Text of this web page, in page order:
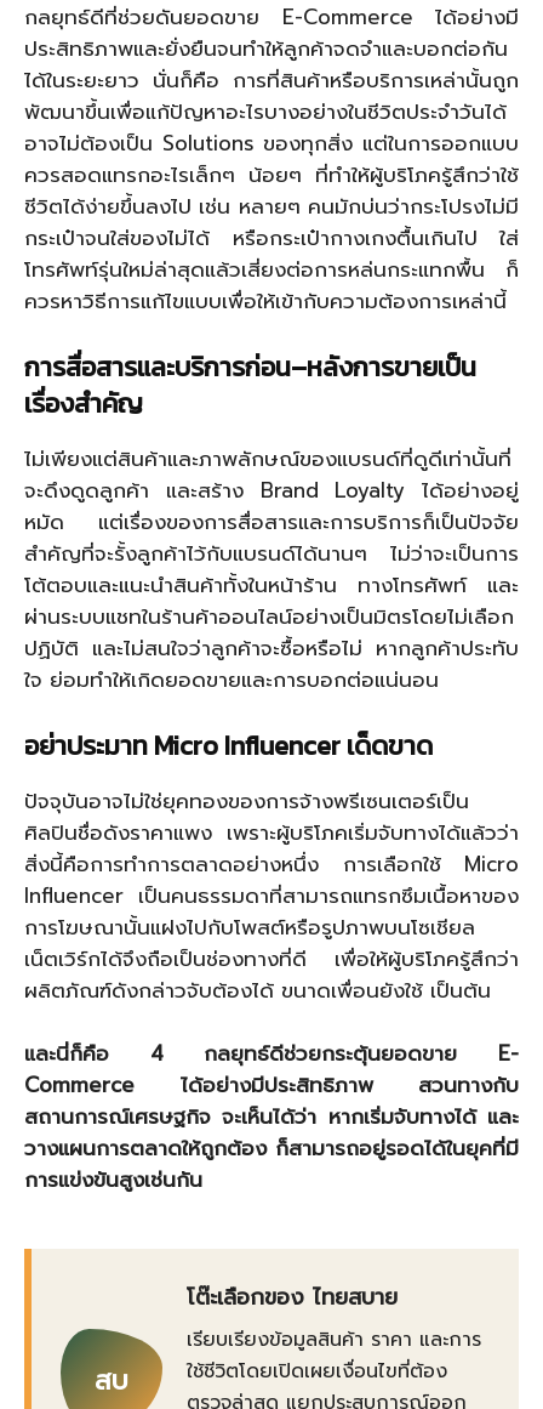
กลยุทธ์ดีที่ช่วยดันยอดขาย E-Commerce ได้อย่างมี
ประสิทธิภาพและยั่งยืนจนทำให้ลูกค้าจดจำและบอกต่อกัน
ได้ในระยะยาว นั่นก็คือ การที่สินค้าหรือบริการเหล่านั้นถูก
พัฒนาขึ้นเพื่อแก้ปัญหาอะไรบางอย่างในชีวิตประจำวันได้
อาจไม่ต้องเป็น Solutions ของทุกสิ่ง แต่ในการออกแบบ
ควรสอดแทรกอะไรเล็กๆ น้อยๆ ที่ทำให้ผู้บริโภครู้สึกว่าใช้
ชีวิตได้ง่ายขึ้นลงไป เช่น หลายๆ คนมักบ่นว่ากระโปรงไม่มี
กระเป๋าจนใส่ของไม่ได้ หรือกระเป๋ากางเกงตื้นเกินไป ใส่
โทรศัพท์รุ่นใหม่ล่าสุดแล้วเสี่ยงต่อการหล่นกระแทกพื้น ก็
ควรหาวิธีการแก้ไขแบบเพื่อให้เข้ากับความต้องการเหล่านี้
การสื่อสารและบริการก่อน–หลังการขายเป็น
เรื่องสำคัญ
ไม่เพียงแต่สินค้าและภาพลักษณ์ของแบรนด์ที่ดูดีเท่านั้นที่
จะดึงดูดลูกค้า และสร้าง Brand Loyalty ได้อย่างอยู่
หมัด แต่เรื่องของการสื่อสารและการบริการก็เป็นปัจจัย
สำคัญที่จะรั้งลูกค้าไว้กับแบรนด์ได้นานๆ ไม่ว่าจะเป็นการ
โต้ตอบและแนะนำสินค้าทั้งในหน้าร้าน ทางโทรศัพท์ และ
ผ่านระบบแชทในร้านค้าออนไลน์อย่างเป็นมิตรโดยไม่เลือก
ปฏิบัติ และไม่สนใจว่าลูกค้าจะซื้อหรือไม่ หากลูกค้าประทับ
ใจ ย่อมทำให้เกิดยอดขายและการบอกต่อแน่นอน
อย่าประมาทMicro Influencerเด็ดขาด
ปัจจุบันอาจไม่ใช่ยุคทองของการจ้างพรีเซนเตอร์เป็น
ศิลปินชื่อดังราคาแพง เพราะผู้บริโภคเริ่มจับทางได้แล้วว่า
สิ่งนี้คือการทำการตลาดอย่างหนึ่ง การเลือกใช้ Micro
Influencer เป็นคนธรรมดาที่สามารถแทรกซึมเนื้อหาของ
การโฆษณานั้นแฝงไปกับโพสต์หรือรูปภาพบนโซเชียล
เน็ตเวิร์กได้จึงถือเป็นช่องทางที่ดี เพื่อให้ผู้บริโภครู้สึกว่า
ผลิตภัณฑ์ดังกล่าวจับต้องได้ ขนาดเพื่อนยังใช้ เป็นต้น
และนี่ก็คือ 4 กลยุทธ์ดีช่วยกระตุ้นยอดขาย E-
Commerce ได้อย่างมีประสิทธิภาพ สวนทางกับ
สถานการณ์เศรษฐกิจ จะเห็นได้ว่า หากเริ่มจับทางได้ และ
วางแผนการตลาดให้ถูกต้อง ก็สามารถอยู่รอดได้ในยุคที่มี
การแข่งขันสูงเช่นกัน
สบ
โต๊ะเลือกของ ไทยสบาย
เรียบเรียงข้อมูลสินค้า ราคา และการ
ใช้ชีวิตโดยเปิดเผยเงื่อนไขที่ต้อง
ตรวจล่าสุด แยกประสบการณ์ออก